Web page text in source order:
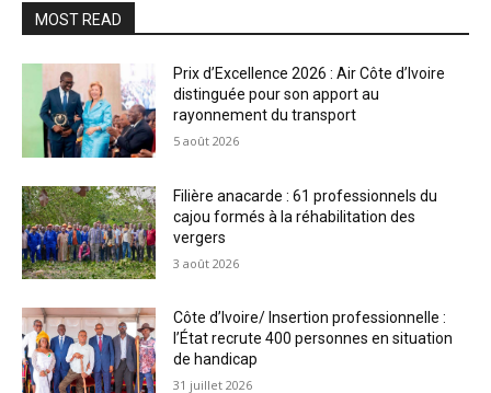
MOST READ
Prix d’Excellence 2026 : Air Côte d’Ivoire
distinguée pour son apport au
rayonnement du transport
5 août 2026
Filière anacarde : 61 professionnels du
cajou formés à la réhabilitation des
vergers
3 août 2026
Côte d’Ivoire/ Insertion professionnelle :
l’État recrute 400 personnes en situation
de handicap
31 juillet 2026